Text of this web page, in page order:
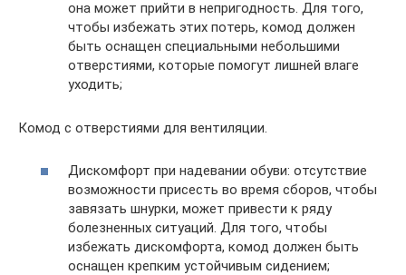
она может прийти в непригодность. Для того,
чтобы избежать этих потерь, комод должен
быть оснащен специальными небольшими
отверстиями, которые помогут лишней влаге
уходить;
Комод с отверстиями для вентиляции.
Дискомфорт при надевании обуви: отсутствие
возможности присесть во время сборов, чтобы
завязать шнурки, может привести к ряду
болезненных ситуаций. Для того, чтобы
избежать дискомфорта, комод должен быть
оснащен крепким устойчивым сидением;